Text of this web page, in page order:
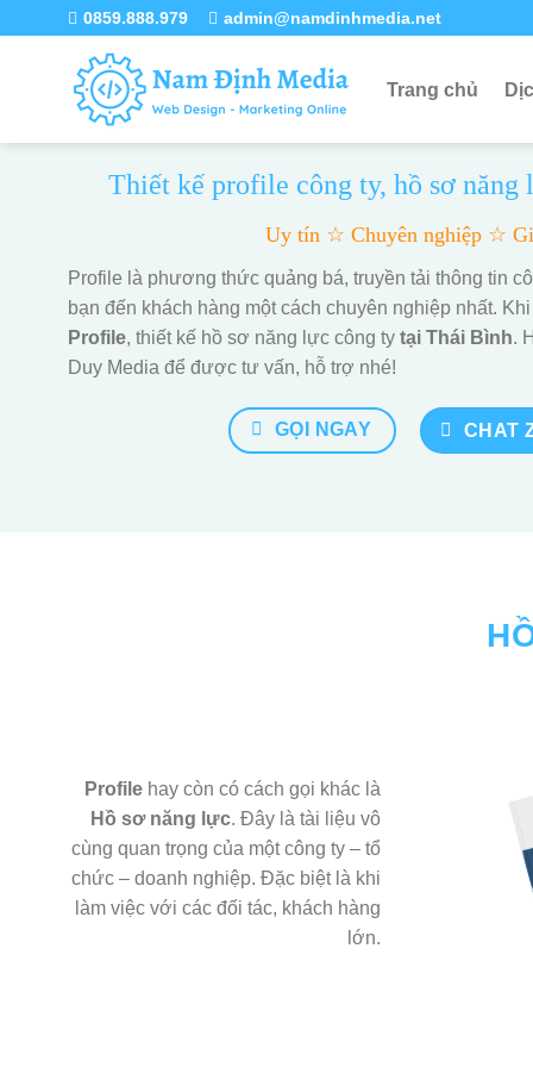
0859.888.979 admin@namdinhmedia.net
Trang chủ
Thiết kế profile công ty, hồ sơ
Uy tín ☆ Chuyên nghiệp ☆
Profile là phương thức quảng bá, truyền tải thông tin
bạn đến khách hàng một cách chuyên nghiệp nhất.
Profile, thiết kế hồ sơ năng lực công ty tại Thái Bình.
Duy Media để được tư vấn, hỗ trợ nhé!
GỌI NGAY CHAT
Profilehay còn có cách gọi khác là
Hồ sơ năng lực. Đây là tài liệu vô
cùng quan trọng của một công ty – tổ
chức – doanh nghiệp. Đặc biệt là khi
làm việc với các đối tác, khách hàng
lớn.